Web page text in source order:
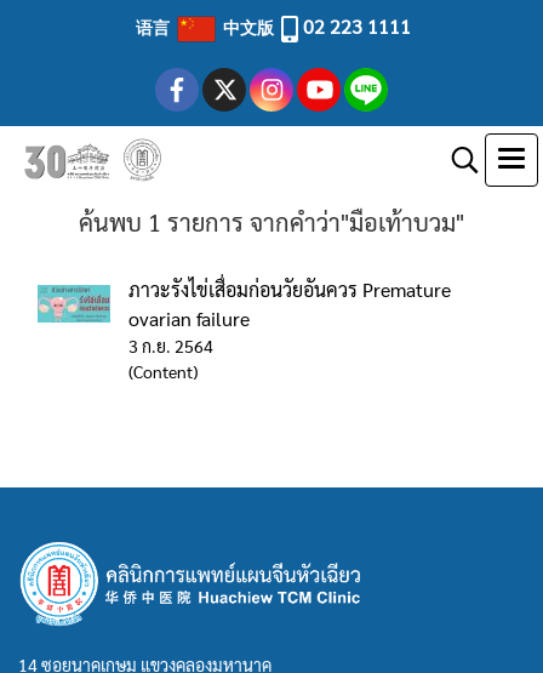
语言 中文版 02 223 1111
ค้นพบ 1 รายการ จากคำว่า"มือเท้าบวม"
ภาวะรังไข่เสื่อมก่อนวัยอันควร Premature
ovarian failure
3 ก.ย. 2564
(Content)
14 ซอยนาคเกษม แขวงคลองมหานาค